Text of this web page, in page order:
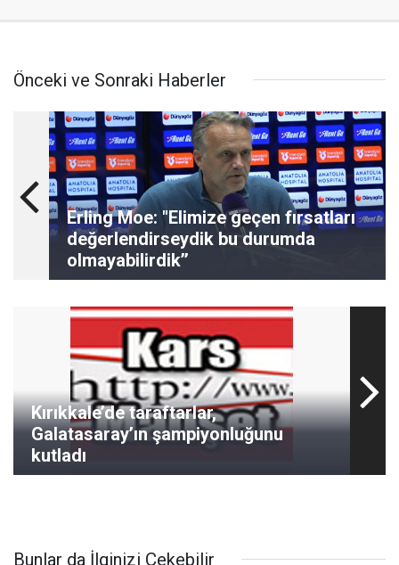
Önceki ve Sonraki Haberler
Erling Moe: "Elimize geçen fırsatları
değerlendirseydik bu durumda
olmayabilirdik’’
Kırıkkale’de taraftarlar,
Galatasaray’ın şampiyonluğunu
kutladı
Bunlar da İlginizi Çekebilir